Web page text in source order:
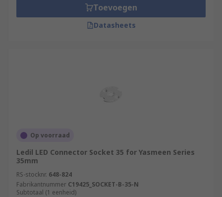
Toevoegen
Datasheets
Op voorraad
Ledil LED Connector Socket 35 for Yasmeen Series
35mm
RS-stocknr. 648-824
Fabrikantnummer C19425_SOCKET-B-35-N
Subtotaal (1 eenheid)